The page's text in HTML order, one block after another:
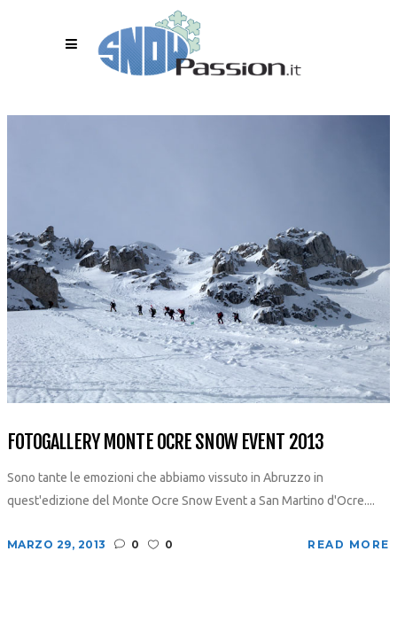
FOTOGALLERY MONTE OCRE SNOW EVENT 2013
Sono tante le emozioni che abbiamo vissuto in Abruzzo in
quest'edizione del Monte Ocre Snow Event a San Martino d'Ocre....
MARZO 29, 2013 0 0 READ MORE